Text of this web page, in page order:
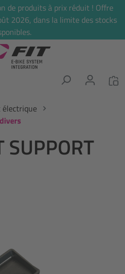
de produits à prix réduit ! Offre
2026, dans la limite des stocks
SUPPORT